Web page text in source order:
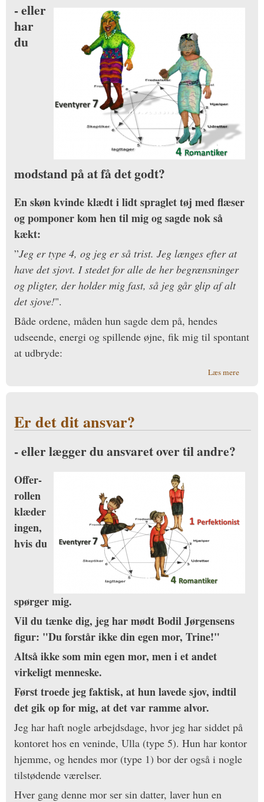
- eller
har
du
modstand på at få det godt?
En skøn kvinde klædt i lidt spraglet tøj med flæser
og pomponer kom hen til mig og sagde nok så
kækt:
”Jeg er type 4, og jeg er så trist. Jeg længes efter at
have det sjovt. I stedet for alle de her begrænsninger
og pligter, der holder mig fast, så jeg går glip af alt
det sjove!".
Både ordene, måden hun sagde dem på, hendes
udseende, energi og spillende øjne, fik mig til spontant
at udbryde:
Læs mereom
Er det dit ansvar?
- eller lægger du ansvaret over til andre?
Offer-
rollen
klæder
ingen,
hvis du
spørger mig.
Vil du tænke dig, jeg har mødt Bodil Jørgensens
figur: "Du forstår ikke din egen mor, Trine!"
Altså ikke som min egen mor, men i et andet
virkeligt menneske.
Først troede jeg faktisk, at hun lavede sjov, indtil
det gik op for mig, at det var ramme alvor.
Jeg har haft nogle arbejdsdage, hvor jeg har siddet på
kontoret hos en veninde, Ulla (type 5). Hun har kontor
hjemme, og hendes mor (type 1) bor der også i nogle
tilstødende værelser.
Hver gang denne mor ser sin datter, laver hun en